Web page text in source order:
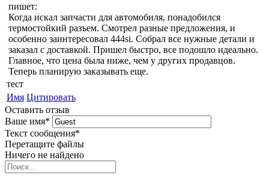
пишет:
Когда искал запчасти для автомобиля, понадобился
термостойкий разъем. Смотрел разные предложения, и
особенно заинтересовал 444si. Собрал все нужные детали и
заказал с доставкой. Пришел быстро, все подошло идеально.
Главное, что цена была ниже, чем у других продавцов.
Теперь планирую заказывать еще.
тест
Имя Цитировать
Оставить отзыв
Ваше имя*
Текст сообщения*
Перетащите файлы
Ничего не найдено